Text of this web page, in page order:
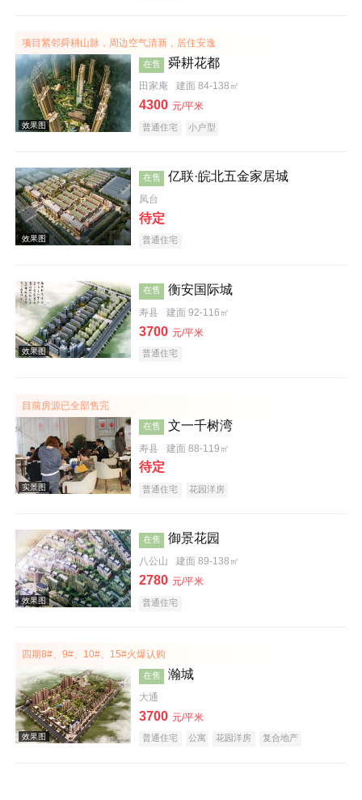
效果图
效果图
效果图
效果图
项目紧邻舜耕山脉，周边空气清新，居住安逸
效果图
在售 舜耕花都
田家庵 建面 84-138㎡
4300 元/平米
普通住宅 小户型
在售 亿联·皖北五金家居城
凤台
待定
普通住宅
在售 衡安国际城
寿县 建面 92-116㎡
3700 元/平米
普通住宅
目前房源已全部售完
在售 文一千树湾
寿县 建面 88-119㎡
待定
普通住宅 花园洋房
在售 御景花园
八公山 建面 89-138㎡
2780 元/平米
普通住宅
四期8#、9#、10#、15#火爆认购
在售 瀚城
大通
3700 元/平米
普通住宅 公寓 花园洋房 复合地产